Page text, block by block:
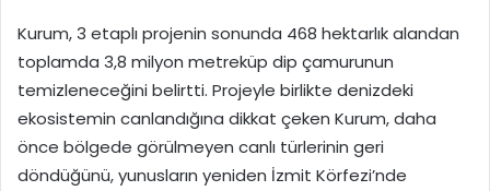
Kurum, 3 etaplı projenin sonunda 468 hektarlık alandan
toplamda 3,8 milyon metreküp dip çamurunun
temizleneceğini belirtti. Projeyle birlikte denizdeki
ekosistemin canlandığına dikkat çeken Kurum, daha
önce bölgede görülmeyen canlı türlerinin geri
döndüğünü, yunusların yeniden İzmit Körfezi’nde